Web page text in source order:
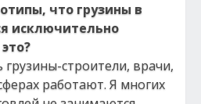
что грузины в
исключительно
грузины-строители, врачи,
работают. Я многих